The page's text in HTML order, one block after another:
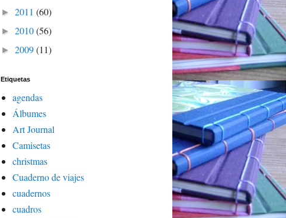
► 2011 (60)
► 2010(56)
► 2009(11)
Etiquetas
agendas
Álbumes
Art Journal
Camisetas
christmas
Cuaderno de viajes
cuadernos
cuadros